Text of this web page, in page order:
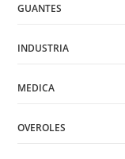
GUANTES
INDUSTRIA
MEDICA
OVEROLES